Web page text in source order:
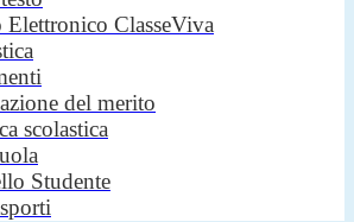
Elettronico ClasseViva
del merito
scolastica
Studente